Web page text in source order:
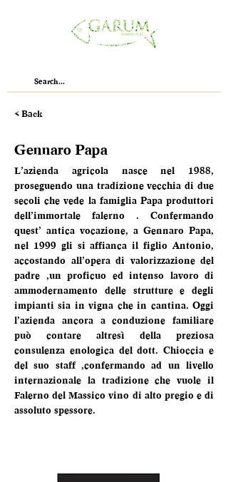
< Back
Gennaro Papa
L’azienda agricola nasce nel 1988,
proseguendo una tradizione vecchia di due
secoli che vede la famiglia Papa produttori
dell’immortale falerno . Confermando
quest’ antica vocazione, a Gennaro Papa,
nel 1999 gli si affianca il figlio Antonio,
accostando all’opera di valorizzazione del
padre ,un proficuo ed intenso lavoro di
ammodernamento delle strutture e degli
impianti sia in vigna che in cantina. Oggi
l’azienda ancora a conduzione familiare
può contare altresì della preziosa
consulenza enologica del dott. Chioccia e
del suo staff ,confermando ad un livello
internazionale la tradizione che vuole il
Falerno del Massico vino di alto pregio e di
assoluto spessore.